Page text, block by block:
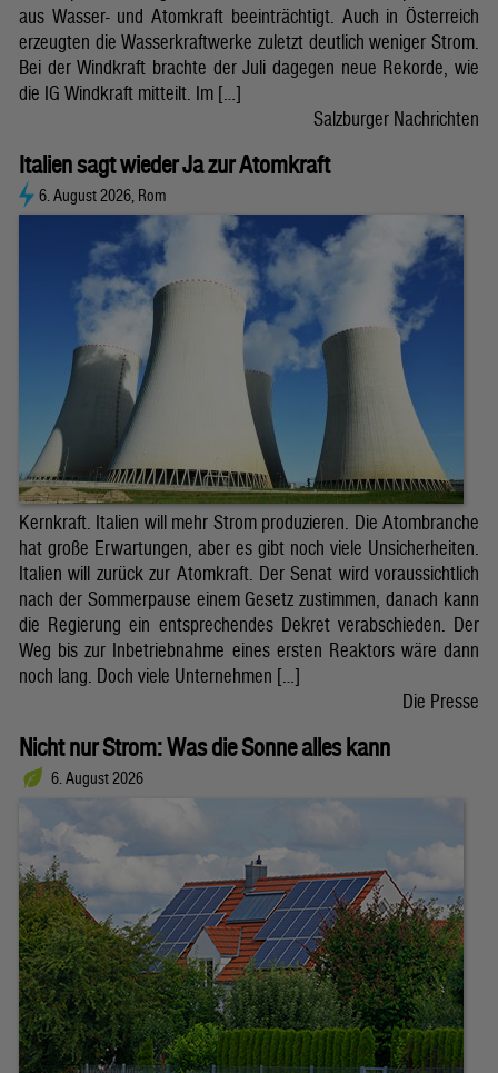
aus Wasser- und Atomkraft beeinträchtigt. Auch in Österreich
erzeugten die Wasserkraftwerke zuletzt deutlich weniger Strom.
Bei der Windkraft brachte der Juli dagegen neue Rekorde, wie
die IG Windkraft mitteilt. Im […]
Salzburger Nachrichten
Italien sagt wieder Ja zur Atomkraft
6. August 2026, Rom
Kernkraft. Italien will mehr Strom produzieren. Die Atombranche
hat große Erwartungen, aber es gibt noch viele Unsicherheiten.
Italien will zurück zur Atomkraft. Der Senat wird voraussichtlich
nach der Sommerpause einem Gesetz zustimmen, danach kann
die Regierung ein entsprechendes Dekret verabschieden. Der
Weg bis zur Inbetriebnahme eines ersten Reaktors wäre dann
noch lang. Doch viele Unternehmen […]
Die Presse
Nicht nur Strom: Was die Sonne alles kann
6. August 2026